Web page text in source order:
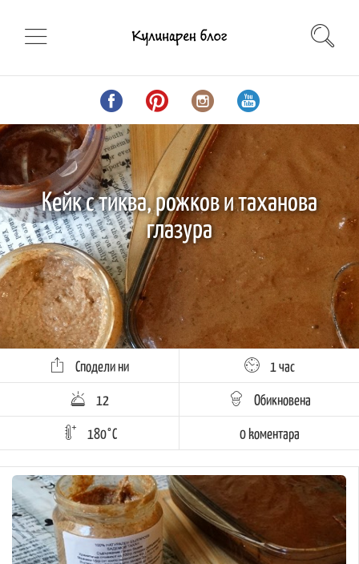
Кейк с тиква, рожков и таханова
глазура
Сподели ни
1 час
12
Обикновена
180°C
0 kоментара